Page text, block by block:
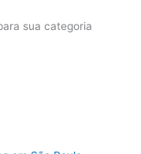
sua categoria